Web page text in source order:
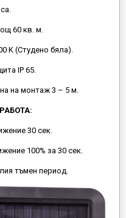
60 кв. м.
K (Студено бяла).
IP 65.
на монтаж 3 – 5 м.
30 сек.
100% за 30 сек.
тъмен период.